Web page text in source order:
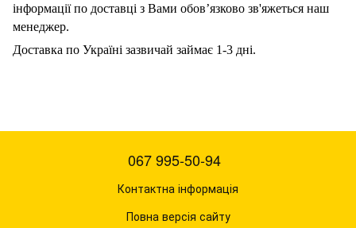
інформації по доставці з Вами обов’язково зв'яжеться наш
менеджер.
Доставка по Україні зазвичай займає 1-3 дні.
067 995-50-94
Контактна інформація
Повна версія сайту